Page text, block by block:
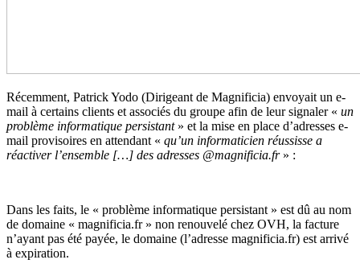
Récemment, Patrick Yodo (Dirigeant de Magnificia) envoyait un e-
mail à certains clients et associés du groupe afin de leur signaler « un
problème informatique persistant» et la mise en place d’adresses e-
mail provisoires en attendant « qu’un informaticien réussisse a
réactiver l’ensemble […] des adresses @magnificia.fr» :
Dans les faits, le « problème informatique persistant » est dû au nom
de domaine « magnificia.fr » non renouvelé chez OVH, la facture
n’ayant pas été payée, le domaine (l’adresse magnificia.fr) est arrivé
à expiration.